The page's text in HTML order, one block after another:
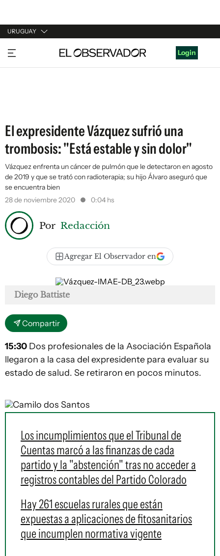
URUGUAY
URUGUAY
ARGENTINA
Login
El expresidente Vázquez sufrió una
trombosis: "Está estable y sin dolor"
Vázquez enfrenta un cáncer de pulmón que le detectaron en agosto
de 2019 y que se trató con radioterapia; su hijo Álvaro aseguró que
se encuentra bien
28 de noviembre 2020
0:04 hs
Por Redacción
Agregar El Observador en
Diego Battiste
Compartir
15:30 Dos profesionales de la Asociación Española
llegaron a la casa del expresidente para evaluar su
estado de salud. Se retiraron en pocos minutos.
Camilo dos Santos
Los incumplimientos que el Tribunal de
Cuentas marcó a las finanzas de cada
partido y la "abstención" tras no acceder a
registros contables del Partido Colorado
Hay 261 escuelas rurales que están
expuestas a aplicaciones de fitosanitarios
que incumplen normativa vigente